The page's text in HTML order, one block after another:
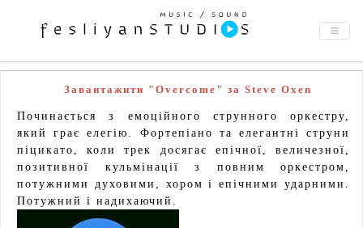
Завантажити "Overcome" за Steve Oxen
Починається з емоційного струнного оркестру,
який грає елегію. Фортепіано та елегантні струни
піцикато, коли трек досягає епічної, величезної,
позитивної кульмінації з повним оркестром,
потужними духовими, хором і епічними ударними.
Потужний і надихаючий.